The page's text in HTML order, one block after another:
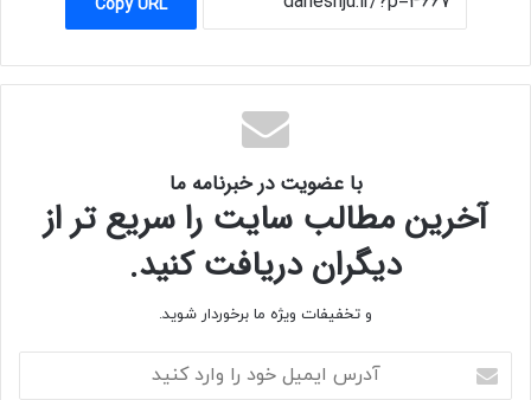
Copy URL
با عضویت در خبرنامه ما
آخرین مطالب سایت را سریع تر از
دیگران دریافت کنید.
و تخفیفات ویژه ما برخوردار شوید.
ایمیل